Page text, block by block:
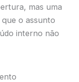
mas uma
o assunto
interno não